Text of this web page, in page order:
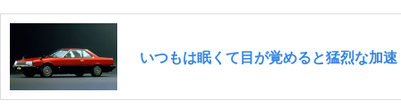
いつもは眠くて目が覚めると猛烈な加